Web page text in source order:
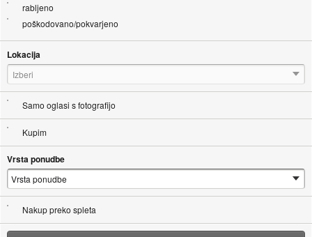
rabljeno
poškodovano/pokvarjeno
Lokacija
Izberi
Samo oglasi s fotografijo
Kupim
Vrsta ponudbe
Nakup preko spleta